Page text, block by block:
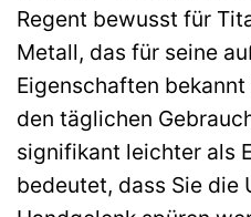
Regent bewusst für
Metall, das für seine
Eigenschaften
den täglichen
signifikant leichter als
bedeutet, dass Sie die